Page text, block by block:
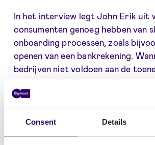
Consent Details
In het interview legt John Erik uit
consumenten genoeg hebben van
onboarding processen, zoals
openen van een bankrekening.
bedrijven niet voldoen aan de
naar digitale oplossingen kunnen ze
omzet verliezen!
Lees het volledige interview